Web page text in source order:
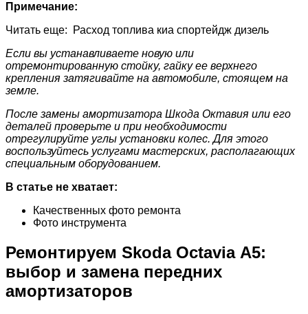
Примечание:
Читать еще: Расход топлива киа спортейдж дизель
Если вы устанавливаете новую или
отремонтированную стойку, гайку ее верхнего
крепления затягивайте на автомобиле, стоящем на
земле.
После замены амортизатора Шкода Октавия или его
деталей проверьте и при необходимости
отрегулируйте углы установки колес. Для этого
воспользуйтесь услугами мастерских, располагающих
специальным оборудованием.
В статье не хватает:
Качественных фото ремонта
Фото инструмента
Ремонтируем Skoda Octavia А5:
выбор и замена передних
амортизаторов